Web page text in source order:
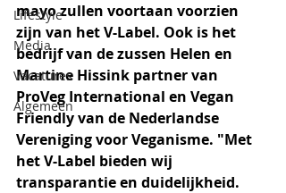
Lifestyle
Media
Vacatures
Algemeen
mayo zullen voortaan voorzien
zijn van het V-Label. Ook is het
bedrijf van de zussen Helen en
Martine Hissink partner van
ProVeg International en Vegan
Friendly van de Nederlandse
Vereniging voor Veganisme. "Met
het V-Label bieden wij
transparantie en duidelijkheid.